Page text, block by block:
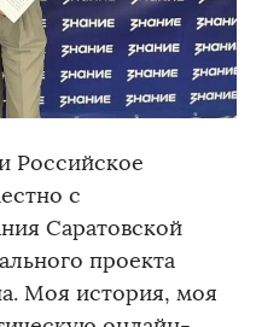
Российское
с
Саратовской
проекта
Моя история, моя